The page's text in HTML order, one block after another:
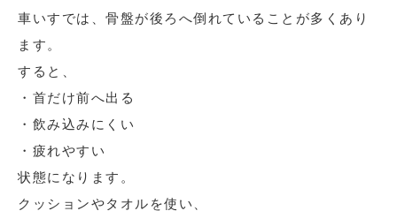
車いすでは、骨盤が後ろへ倒れていることが多くあり
ます。
すると、
・首だけ前へ出る
・飲み込みにくい
・疲れやすい
状態になります。
クッションやタオルを使い、